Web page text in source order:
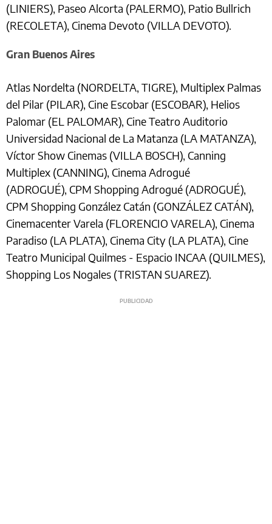
(LINIERS), Paseo Alcorta (PALERMO), Patio Bullrich
(RECOLETA), Cinema Devoto (VILLA DEVOTO).
Gran Buenos Aires
Atlas Nordelta (NORDELTA, TIGRE), Multiplex Palmas
del Pilar (PILAR), Cine Escobar (ESCOBAR), Helios
Palomar (EL PALOMAR), Cine Teatro Auditorio
Universidad Nacional de La Matanza (LA MATANZA),
Víctor Show Cinemas (VILLA BOSCH), Canning
Multiplex (CANNING), Cinema Adrogué
(ADROGUÉ), CPM Shopping Adrogué (ADROGUÉ),
CPM Shopping González Catán (GONZÁLEZ CATÁN),
Cinemacenter Varela (FLORENCIO VARELA), Cinema
Paradiso (LA PLATA), Cinema City (LA PLATA), Cine
Teatro Municipal Quilmes - Espacio INCAA (QUILMES),
Shopping Los Nogales (TRISTAN SUAREZ).